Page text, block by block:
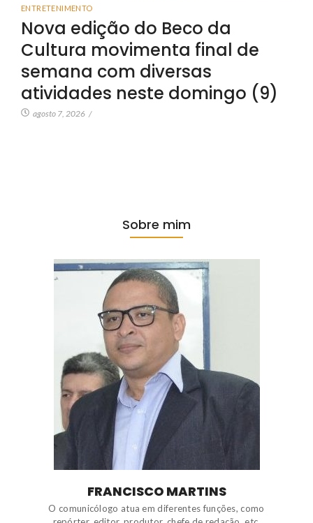
ENTRETENIMENTO
Nova edição do Beco da
Cultura movimenta final de
semana com diversas
atividades neste domingo (9)
agosto 7, 2026 /
Sobre mim
FRANCISCO MARTINS
O comunicólogo atua em diferentes funções, como